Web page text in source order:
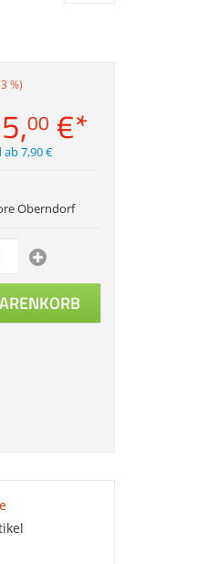
%)
00 €*
ab 7,90 €
Oberndorf